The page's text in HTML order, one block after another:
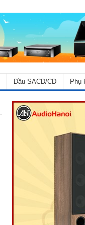
Đầu SACD/CD Phụ